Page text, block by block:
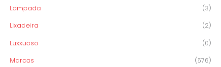
Lampada (3)
Lixadeira (2)
Luxxuoso (0)
Marcas
(576)